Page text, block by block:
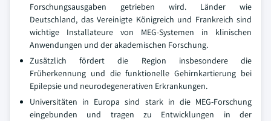
Forschungsausgaben getrieben wird. Länder wie
Deutschland, das Vereinigte Königreich und Frankreich sind
wichtige Installateure von MEG-Systemen in klinischen
Anwendungen und der akademischen Forschung.
Zusätzlich fördert die Region insbesondere die
Früherkennung und die funktionelle Gehirnkartierung bei
Epilepsie und neurodegenerativen Erkrankungen.
Universitäten in Europa sind stark in die MEG-Forschung
eingebunden und tragen zu Entwicklungen in der